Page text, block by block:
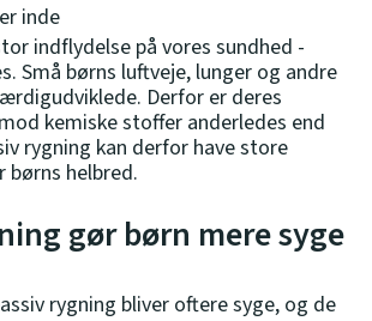
inde
indflydelse på vores sundhed -
Små børns luftveje, lunger og andre
Derfor er deres
kemiske stoffer anderledes end
rygning kan derfor have store
børns helbred.
gør børn mere syge
rygning bliver oftere syge, og de